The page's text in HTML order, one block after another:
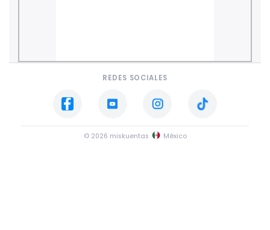
REDES SOCIALES
© 2026 miskuentas México